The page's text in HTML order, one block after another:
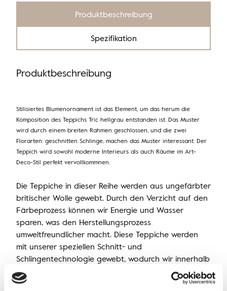
Produktbeschreibung
Spezifikation
Produktbeschreibung
Stilisiertes Blumenornament ist das Element, um das herum die
Komposition des Teppichs Tric hellgrau entstanden ist. Das Muster
wird durch einem breiten Rahmen geschlossen, und die zwei
Florarten: geschnitten Schlinge, machen das Muster interessant. Der
Teppich wird sowohl moderne Interieurs als auch Räume im Art-
Deco-Stil perfekt vervollkommnen.
Die Teppiche in dieser Reihe werden aus ungefärbter
britischer Wolle gewebt. Durch den Verzicht auf den
Färbeprozess können wir Energie und Wasser
sparen, was den Herstellungsprozess
umweltfreundlicher macht. Diese Teppiche werden
mit unserer speziellen Schnitt- und
Schlingentechnologie gewebt, wodurch wir innerhalb
eines Designs unterschiedliche Florhöhen erzeugen
können.